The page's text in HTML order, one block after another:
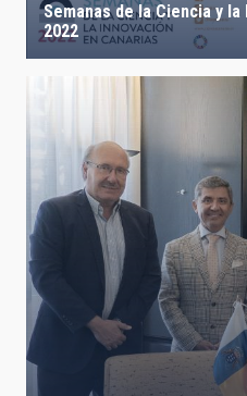
Semanas de la Ciencia y
2022